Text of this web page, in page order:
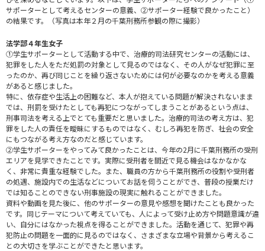
サポーターとして考えるセンターの意義、②サポーター経験で良かったこと）
の結果です。（写真は本年２月の千葉刑務所参観の際に撮影）
法学部４年生女子
①学生サポーターとして活動する中で、治療的司法研究センターの活動には、
犯罪をした人をただ処罰の対象として見るのではなく、その人がなぜ犯罪に至
ったのか、再び同じことを繰り返さないためには何が必要なのかを考える意義
があると感じました。
特に、依存症や生活上の困難など、本人が抱えている問題が解決されないまま
では、刑罰を受けたとしても再犯につながってしまうことがあるという点は、
刑事司法を考える上でとても重要だと思いました。治療的司法の考え方は、犯
罪をした人の責任を曖昧にするものではなく、むしろ再犯を防ぎ、社会の安全
にもつながる考え方なのだと感じています。
②学生サポーターをやってみて良かったことは、今年の2月に千葉刑務所の受刑
エリアを見学できたことです。実際に受刑者を間近で見る機会はなかなかな
く、非常に貴重な経験でした。また、職員の方から千葉刑務所の役割や受刑者
の処遇、施設内での生活などについてお話を伺うことができ、普段の授業だけ
では知ることのできない刑事施設の現実に触れることができました。
資料や動画を見た後に、他のサポーターの意見や感想を聞けたことも良かった
です。同じテーマについて考えていても、人によって受け止め方や問題意識が違
い、自分にはなかった視点を得ることができました。活動を通じて、犯罪や再
犯防止の問題を一面的に見るのではなく、さまざまな立場や背景から考えるこ
との大切さを学ぶことができたと思います。